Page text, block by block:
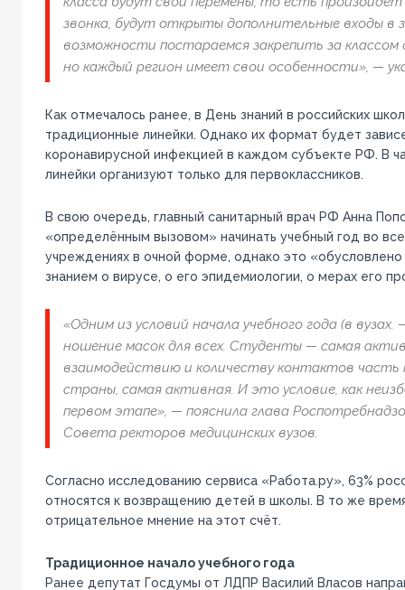
звонка, будут открыты дополнительные входы в
возможности постараемся закрепить за
но каждый регион имеет свои особенности», —
Как отмечалось ранее, в День знаний в российских
традиционные линейки. Однако их формат будет
коронавирусной инфекцией в каждом субъекте РФ. В
линейки организуют только для первоклассников.
В свою очередь, главный санитарный врач РФ Анна
«определённым вызовом» начинать учебный год во
учреждениях в очной форме, однако это «обусловлено
знанием о вирусе, о его эпидемиологии, о мерах его
«Одним из условий начала учебного года (в вузах.
ношение масок для всех. Студенты — самая
взаимодействию и количеству контактов часть
страны, самая активная. И это условие, как
первом этапе», — пояснила глава
Совета ректоров медицинских вузов.
Согласно исследованию сервиса «Работа.ру», 63%
относятся к возвращению детей в школы. В то же
отрицательное мнение на этот счёт.
Традиционное начало учебного года
Ранее депутат Госдумы от ЛДПР Василий Власов